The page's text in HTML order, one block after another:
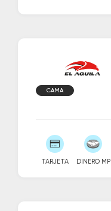
CAMA
TARJETA DINERO MP